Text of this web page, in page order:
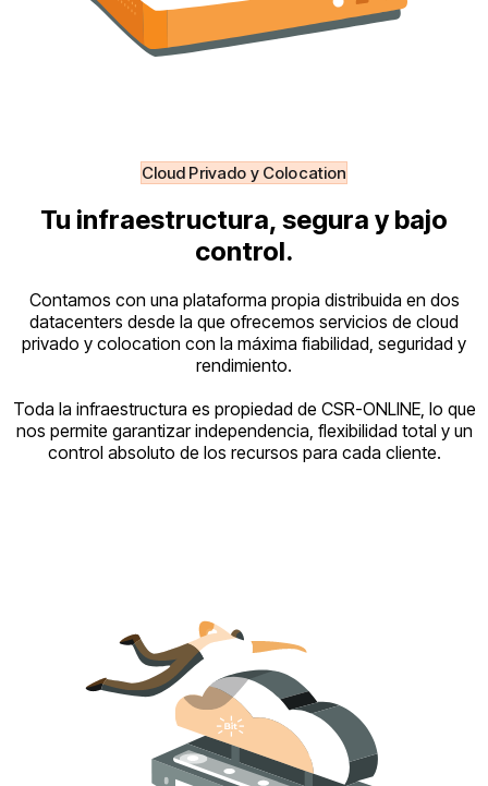
Cloud Privado y Colocation
Tu infraestructura, segura y bajo
control.
Contamos con una plataforma propia distribuida en dos
datacenters desde la que ofrecemos servicios de cloud
privado y colocation con la máxima fiabilidad, seguridad y
rendimiento.
Toda la infraestructura es propiedad de CSR-ONLINE, lo que
nos permite garantizar independencia, flexibilidad total y un
control absoluto de los recursos para cada cliente.